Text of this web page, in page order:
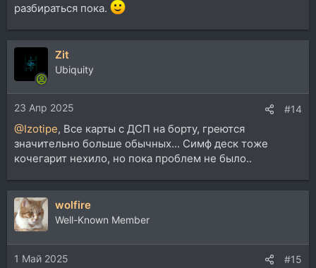
разбираться пока.
Zit
Ubiquity
23 Апр 2025 #14
@Izotipe, Все карты с ДСП на борту, греются
значительно больше обычных... Симф деск тоже
кочегарит нехило, но пока проблем не было..
wolfire
Well-Known Member
1 Май 2025 #15